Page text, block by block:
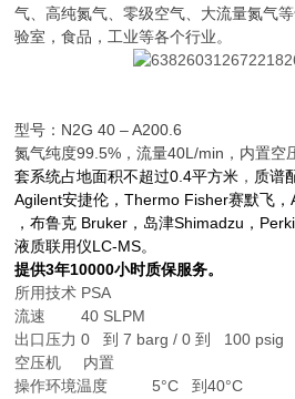
气、高纯氮气、零级空气、大流量氮气
验室，食品，工业等各个行业。
型号：N2G 40 – A200.6
氮气纯度99.5%，流量40L/min，内置空
套系统占地面积不超过0.4平方米 ， 质谱
Agilent安捷伦，Thermo Fisher赛默飞
，布鲁克 Bruker，岛津Shimadzu，
液质联用仪LC-MS。
提供3年10000小时质保服务。
所用技术 PSA
流速 40 SLPM
出口压力 0 到 7 barg / 0 到 100 psig
空压机 内置
操作环境温度 5°C 到40°C